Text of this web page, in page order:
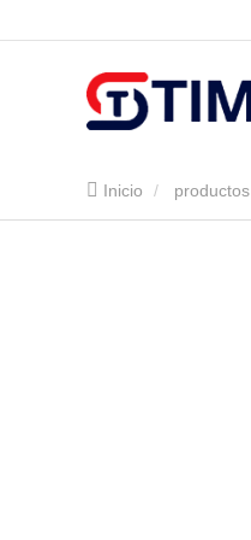
Inicio productos